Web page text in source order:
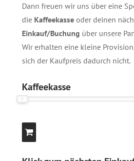
Dann freuen wir uns über eine
die Kaffeekasseoder deinen
Einkauf/Buchung über unsere
Wir erhalten eine kleine
sich der Kaufpreis dadurch nicht.
Kaffeekasse